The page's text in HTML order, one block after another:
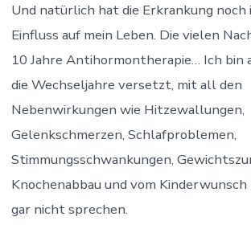
Und natürlich hat die Erkrankung noch
Einfluss auf mein Leben. Die vielen
10 Jahre Antihormontherapie… Ich bin
die Wechseljahre versetzt, mit all den
Nebenwirkungen wie Hitzewallungen,
Gelenkschmerzen, Schlafproblemen,
Stimmungsschwankungen,
Knochenabbau und vom
gar nicht sprechen.